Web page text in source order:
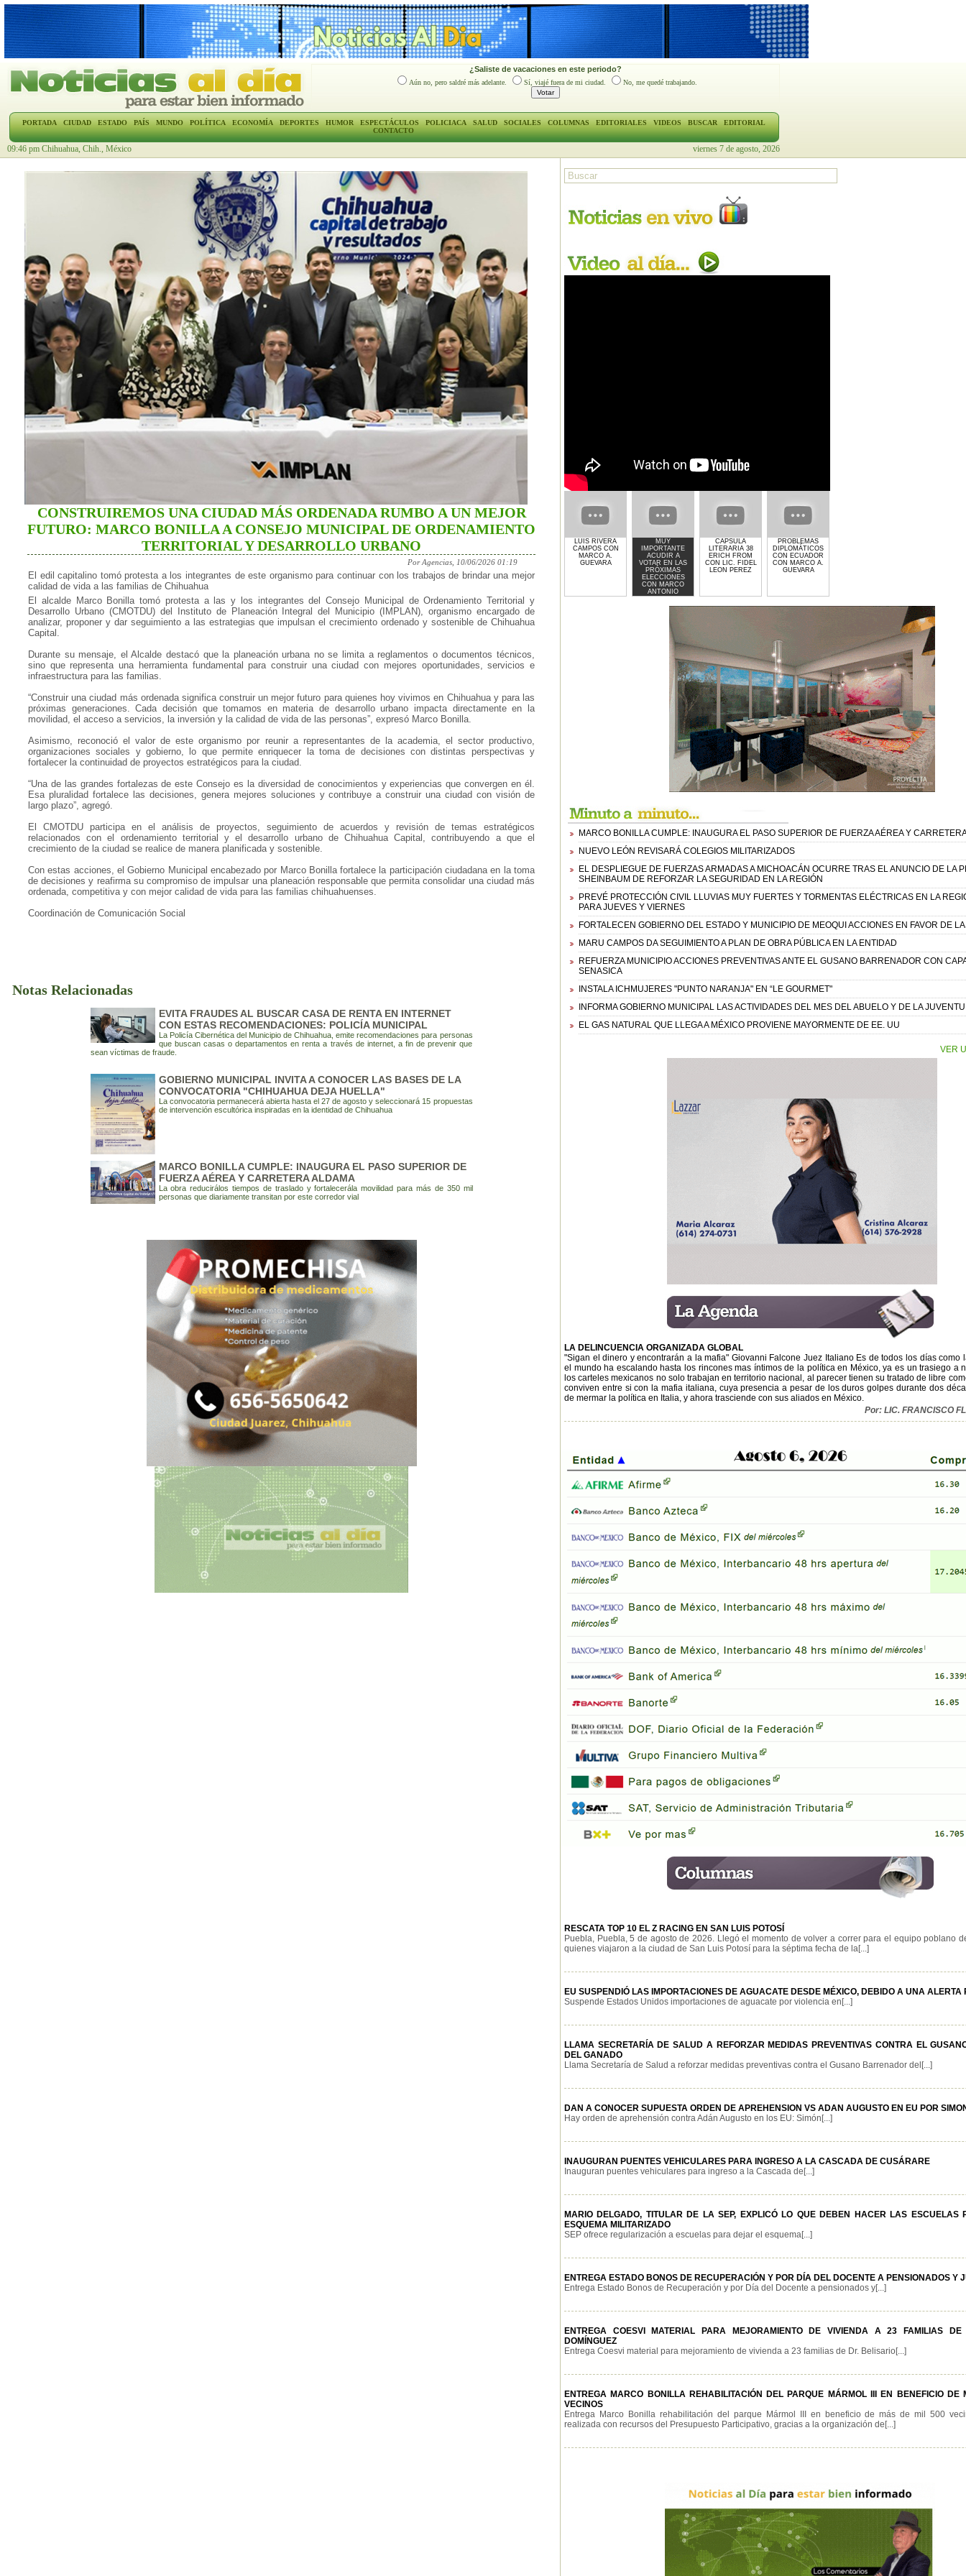
¿Saliste de vacaciones en este periodo?
Aún no, pero saldré más adelante. Sí, viajé fuera de mi ciudad. No, me quedé trabajando.
PORTADA CIUDAD ESTADO PAÍS MUNDO POLÍTICA ECONOMÍA DEPORTES HUMOR ESPECTÁCULOS POLICIACA SALUD SOCIALES COLUMNAS EDITORIALES VIDEOS BUSCAR
EDITORIAL
CONTACTO
09:46 pm Chihuahua, Chih., México viernes 7 de agosto, 2026
CONSTRUIREMOS UNA CIUDAD MÁS ORDENADA RUMBO A UN MEJOR
FUTURO: MARCO BONILLA A CONSEJO MUNICIPAL DE ORDENAMIENTO
TERRITORIAL Y DESARROLLO URBANO
Por Agencias, 10/06/2026 01:19
El edil capitalino tomó protesta a los integrantes de este organismo para continuar con los trabajos de brindar una mejor
calidad de vida a las familias de Chihuahua
El alcalde Marco Bonilla tomó protesta a las y los integrantes del Consejo Municipal de Ordenamiento Territorial y
Desarrollo Urbano (CMOTDU) del Instituto de Planeación Integral del Municipio (IMPLAN), organismo encargado de
analizar, proponer y dar seguimiento a las estrategias que impulsan el crecimiento ordenado y sostenible de Chihuahua
Capital.
Durante su mensaje, el Alcalde destacó que la planeación urbana no se limita a reglamentos o documentos técnicos,
sino que representa una herramienta fundamental para construir una ciudad con mejores oportunidades, servicios e
infraestructura para las familias.
“Construir una ciudad más ordenada significa construir un mejor futuro para quienes hoy vivimos en Chihuahua y para las
próximas generaciones. Cada decisión que tomamos en materia de desarrollo urbano impacta directamente en la
movilidad, el acceso a servicios, la inversión y la calidad de vida de las personas”, expresó Marco Bonilla.
Asimismo, reconoció el valor de este organismo por reunir a representantes de la academia, el sector productivo,
organizaciones sociales y gobierno, lo que permite enriquecer la toma de decisiones con distintas perspectivas y
fortalecer la continuidad de proyectos estratégicos para la ciudad.
“Una de las grandes fortalezas de este Consejo es la diversidad de conocimientos y experiencias que convergen en él.
Esa pluralidad fortalece las decisiones, genera mejores soluciones y contribuye a construir una ciudad con visión de
largo plazo”, agregó.
El CMOTDU participa en el análisis de proyectos, seguimiento de acuerdos y revisión de temas estratégicos
relacionados con el ordenamiento territorial y el desarrollo urbano de Chihuahua Capital, contribuyendo a que el
crecimiento de la ciudad se realice de manera planificada y sostenible.
Con estas acciones, el Gobierno Municipal encabezado por Marco Bonilla fortalece la participación ciudadana en la toma
de decisiones y reafirma su compromiso de impulsar una planeación responsable que permita consolidar una ciudad más
ordenada, competitiva y con mejor calidad de vida para las familias chihuahuenses.
Coordinación de Comunicación Social
Notas Relacionadas
EVITA FRAUDES AL BUSCAR CASA DE RENTA EN INTERNET
CON ESTAS RECOMENDACIONES: POLICÍA MUNICIPAL
La Policía Cibernética del Municipio de Chihuahua, emite recomendaciones para personas
que buscan casas o departamentos en renta a través de internet, a fin de prevenir que
sean víctimas de fraude.
GOBIERNO MUNICIPAL INVITA A CONOCER LAS BASES DE LA
CONVOCATORIA "CHIHUAHUA DEJA HUELLA"
La convocatoria permanecerá abierta hasta el 27 de agosto y seleccionará 15 propuestas
de intervención escultórica inspiradas en la identidad de Chihuahua
MARCO BONILLA CUMPLE: INAUGURA EL PASO SUPERIOR DE
FUERZA AÉREA Y CARRETERA ALDAMA
La obra reducirálos tiempos de traslado y fortalecerála movilidad para más de 350 mil
personas que diariamente transitan por este corredor vial
LUIS RIVERA
CAMPOS CON
MARCO A.
GUEVARA
MUY
IMPORTANTE
ACUDIR A
VOTAR EN LAS
PRÓXIMAS
ELECCIONES
CON MARCO
ANTONIO
GUEVARA
CAPSULA
LITERARIA 38
ERICH FROM
CON LIC. FIDEL
LEON PEREZ
PROBLEMAS
DIPLOMÁTICOS
CON ECUADOR
CON MARCO A.
GUEVARA
MARCO BONILLA CUMPLE: INAUGURA EL PASO SUPERIOR DE FUERZA AÉREA Y
NUEVO LEÓN REVISARÁ COLEGIOS MILITARIZADOS
EL DESPLIEGUE DE FUERZAS ARMADAS A MICHOACÁN OCURRE TRAS EL ANUNCIO DE LA
SHEINBAUM DE REFORZAR LA SEGURIDAD EN LA REGIÓN
PREVÉ PROTECCIÓN CIVIL LLUVIAS MUY FUERTES Y TORMENTAS ELÉCTRICAS EN LA
PARA JUEVES Y VIERNES
FORTALECEN GOBIERNO DEL ESTADO Y MUNICIPIO DE MEOQUI ACCIONES EN FAVOR DE
MARU CAMPOS DA SEGUIMIENTO A PLAN DE OBRA PÚBLICA EN LA ENTIDAD
REFUERZA MUNICIPIO ACCIONES PREVENTIVAS ANTE EL GUSANO BARRENADOR CON
SENASICA
INSTALA ICHMUJERES "PUNTO NARANJA" EN “LE GOURMET"
INFORMA GOBIERNO MUNICIPAL LAS ACTIVIDADES DEL MES DEL ABUELO Y DE LA
EL GAS NATURAL QUE LLEGA A MÉXICO PROVIENE MAYORMENTE DE EE. UU
VER
LA DELINCUENCIA ORGANIZADA GLOBAL
"Sigan el dinero y encontrarán a la mafia" Giovanni Falcone Juez Italiano Es de todos los días como
el mundo ha escalando hasta los rincones mas íntimos de la política en México, ya es un trasiego a
los carteles mexicanos no solo trabajan en territorio nacional, al parecer tienen su tratado de libre
conviven entre si con la mafia italiana, cuya presencia a pesar de los duros golpes durante dos
de mermar la política en Italia, y ahora trasciende con sus aliados en México.
Por: LIC. FRANCISCO
RESCATA TOP 10 EL Z RACING EN SAN LUIS POTOSÍ
Puebla, Puebla, 5 de agosto de 2026. Llegó el momento de volver a correr para el equipo poblano
quienes viajaron a la ciudad de San Luis Potosí para la séptima fecha de la[...]
EU SUSPENDIÓ LAS IMPORTACIONES DE AGUACATE DESDE MÉXICO, DEBIDO A UNA ALERTA
Suspende Estados Unidos importaciones de aguacate por violencia en[...]
LLAMA SECRETARÍA DE SALUD A REFORZAR MEDIDAS PREVENTIVAS CONTRA EL
DEL GANADO
Llama Secretaría de Salud a reforzar medidas preventivas contra el Gusano Barrenador del[...]
DAN A CONOCER SUPUESTA ORDEN DE APREHENSION VS ADAN AUGUSTO EN EU POR
Hay orden de aprehensión contra Adán Augusto en los EU: Simón[...]
INAUGURAN PUENTES VEHICULARES PARA INGRESO A LA CASCADA DE CUSÁRARE
Inauguran puentes vehiculares para ingreso a la Cascada de[...]
MARIO DELGADO, TITULAR DE LA SEP, EXPLICÓ LO QUE DEBEN HACER LAS ESCUELAS
ESQUEMA MILITARIZADO
SEP ofrece regularización a escuelas para dejar el esquema[...]
ENTREGA ESTADO BONOS DE RECUPERACIÓN Y POR DÍA DEL DOCENTE A PENSIONADOS Y
Entrega Estado Bonos de Recuperación y por Día del Docente a pensionados y[...]
ENTREGA COESVI MATERIAL PARA MEJORAMIENTO DE VIVIENDA A 23 FAMILIAS DE
DOMÍNGUEZ
Entrega Coesvi material para mejoramiento de vivienda a 23 familias de Dr. Belisario[...]
ENTREGA MARCO BONILLA REHABILITACIÓN DEL PARQUE MÁRMOL III EN BENEFICIO DE
VECINOS
Entrega Marco Bonilla rehabilitación del parque Mármol III en beneficio de más de mil 500
realizada con recursos del Presupuesto Participativo, gracias a la organización de[...]